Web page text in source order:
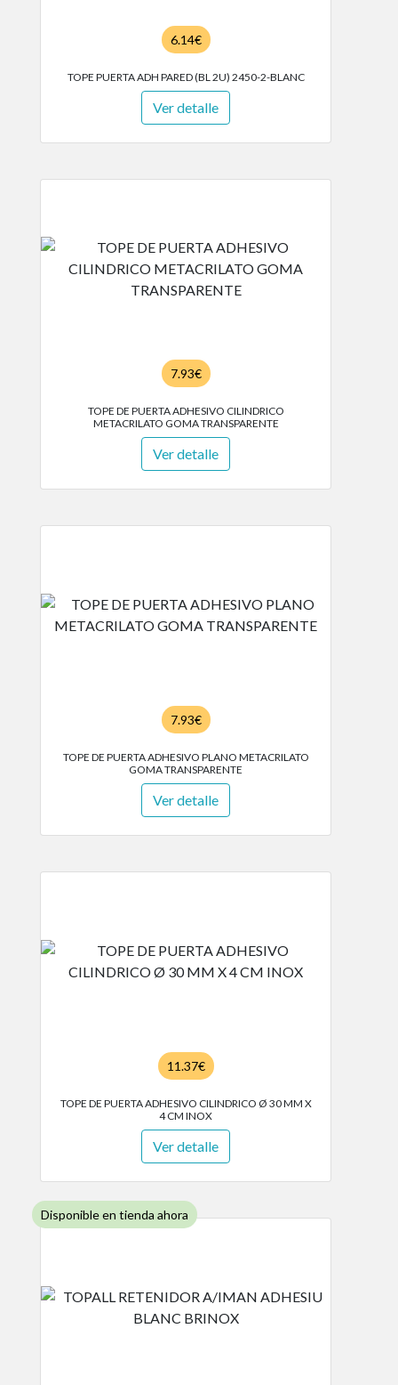
6.14€
TOPE PUERTA ADH PARED (BL 2U) 2450-2-BLANC
Ver detalle
7.93€
TOPE DE PUERTA ADHESIVO CILINDRICO
METACRILATO GOMA TRANSPARENTE
Ver detalle
7.93€
TOPE DE PUERTA ADHESIVO PLANO METACRILATO
GOMA TRANSPARENTE
Ver detalle
11.37€
TOPE DE PUERTA ADHESIVO CILINDRICO Ø 30 MM X
4 CM INOX
Ver detalle
Disponible en tienda ahora